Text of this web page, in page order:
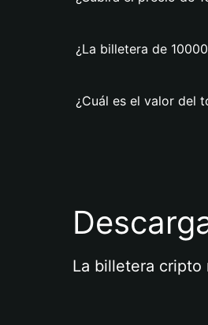
¿La billetera de
¿Cuál es el valor del
La billetera cripto